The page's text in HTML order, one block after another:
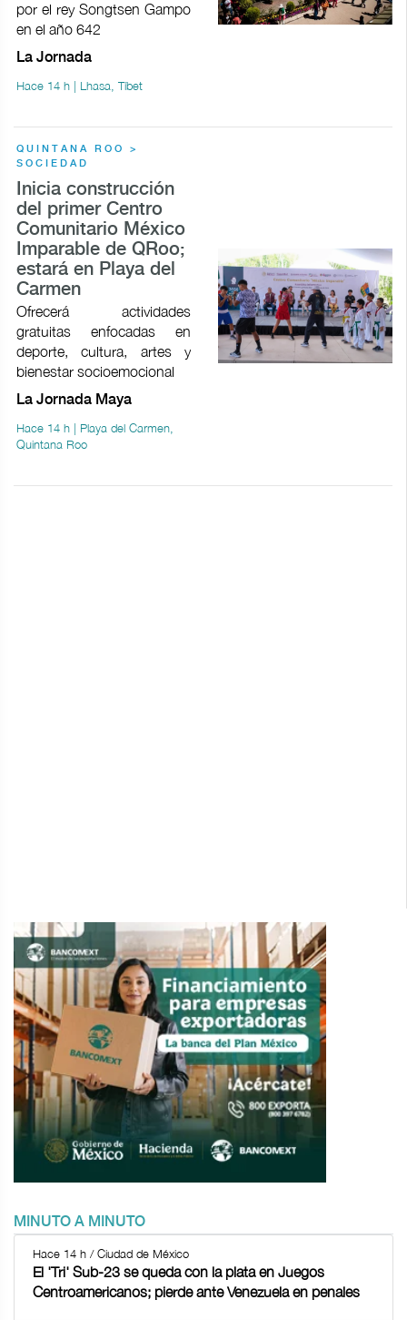
por el rey Songtsen Gampo
en el año 642
La Jornada
Hace 14 h | Lhasa, Tíbet
QUINTANA ROO >
SOCIEDAD
Inicia construcción
del primer Centro
Comunitario México
Imparable de QRoo;
estará en Playa del
Carmen
Ofrecerá actividades
gratuitas enfocadas en
deporte, cultura, artes y
bienestar socioemocional
La Jornada Maya
Hace 14 h | Playa del Carmen,
Quintana Roo
MINUTO A MINUTO
Hace 14 h / Ciudad de México
El 'Tri' Sub-23 se queda con la plata en Juegos
Centroamericanos; pierde ante Venezuela en penales